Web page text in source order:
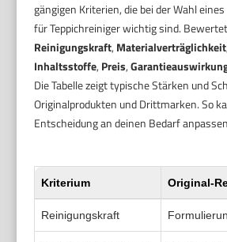
gängigen Kriterien, die bei der Wahl
für Teppichreiniger wichtig sind.
Reinigungskraft, Materialverträglichkeit
Inhaltsstoffe, Preis,
Die Tabelle zeigt typische Stärken und
Originalprodukten und Drittmarken. So
Entscheidung an deinen Bedarf
Kriterium Original-
Reinigungskraft